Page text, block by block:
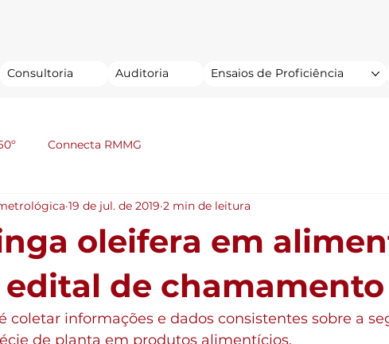
Consultoria Auditoria Ensaios de Proficiência
Connecta RMMG
oleifera em
edital de
19 de jul. de 2019 2 min de leitura
de planta em produtos alimentícios.